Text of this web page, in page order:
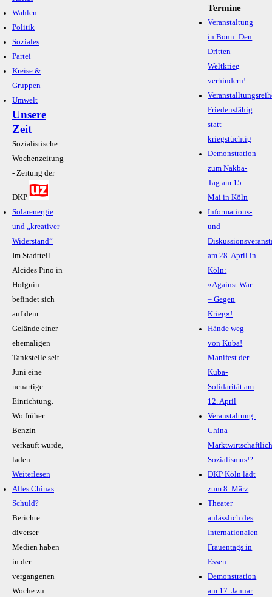
Wahlen
Politik
Soziales
Partei
Kreise &
Gruppen
Umwelt
Unsere
Zeit
Sozialistische
Wochenzeitung
- Zeitung der
DKP
Solarenergie
und „kreativer
Widerstand“
Im Stadtteil
Alcides Pino in
Holguín
befindet sich
auf dem
Gelände einer
ehemaligen
Tankstelle seit
Juni eine
neuartige
Einrichtung.
Wo früher
Benzin
verkauft wurde,
laden...
Weiterlesen
Alles Chinas
Schuld?
Berichte
diverser
Medien haben
in der
vergangenen
Woche zu
Termine
Veranstaltung
in Bonn: Den
Dritten
Weltkrieg
verhindern!
Friedensfähig
statt
kriegstüchtig
Demonstration
zum Nakba-
Tag am 15.
Mai in Köln
Informations-
und
am 28. April in
Köln:
«Against War
– Gegen
Krieg»!
Hände weg
von Kuba!
Manifest der
Kuba-
Solidarität am
12. April
Veranstaltung:
China –
Sozialismus!?
DKP Köln lädt
zum 8. März
Theater
anlässlich des
Internationalen
Frauentags in
Essen
Demonstration
am 17. Januar